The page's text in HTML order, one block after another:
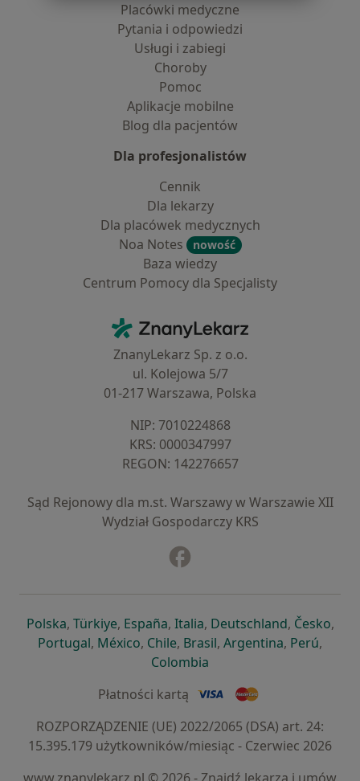
Placówki medyczne
Pytania i odpowiedzi
Usługi i zabiegi
Choroby
Pomoc
Aplikacje mobilne
Blog dla pacjentów
Dla profesjonalistów
Cennik
Dla lekarzy
Dla placówek medycznych
Noa Notes
nowość
Baza wiedzy
Centrum Pomocy dla Specjalisty
ZnanyLekarz - Strona główna
ZnanyLekarz Sp. z o.o.
ul. Kolejowa 5/7
01-217 Warszawa, Polska
NIP: ⁠7010224868
KRS: ⁠0000347997
REGON: ⁠142276657
Sąd Rejonowy dla m.st. Warszawy w Warszawie XII
Wydział Gospodarczy KRS
Polskaotwiera się w nowej karcie
, Türkiyeotwiera się w nowej karcie
, Españaotwiera się w nowej karcie
, Italiaotwiera się w nowej
, Deutschlandotwiera się
, Česko,
Portugalotwiera się w nowej karcie
, Méxicootwiera się w nowej karcie
, Chileotwiera się w nowej karcie
, Brasilotwiera się w nowej
, Argentinaotwiera się
, Perú,
Colombia
Płatności kartą
ROZPORZĄDZENIE (UE) 2022/2065 (DSA) art. 24:
15.395.179 użytkowników/miesiąc - Czerwiec 2026